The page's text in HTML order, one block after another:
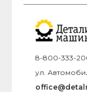
8-800-333-
ул.